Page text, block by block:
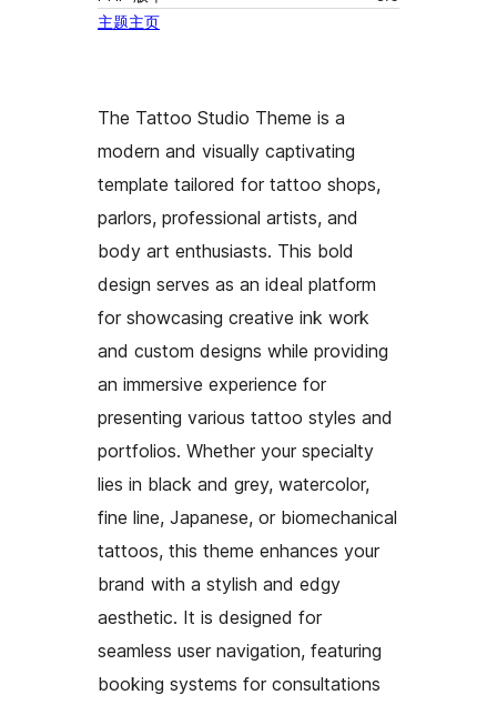
主题主页
The Tattoo Studio Theme is a
modern and visually captivating
template tailored for tattoo shops,
parlors, professional artists, and
body art enthusiasts. This bold
design serves as an ideal platform
for showcasing creative ink work
and custom designs while providing
an immersive experience for
presenting various tattoo styles and
portfolios. Whether your specialty
lies in black and grey, watercolor,
fine line, Japanese, or biomechanical
tattoos, this theme enhances your
brand with a stylish and edgy
aesthetic. It is designed for
seamless user navigation, featuring
booking systems for consultations